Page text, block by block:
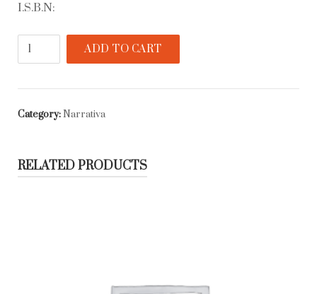
I.S.B.N:
profeta
y
ADD TO CART
Category:Narrativa
RELATED PRODUCTS